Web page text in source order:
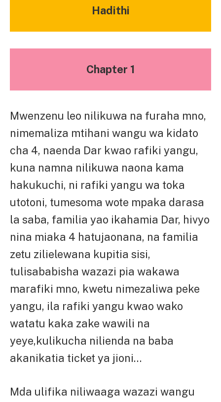
Hadithi
Chapter 1
Mwenzenu leo nilikuwa na furaha mno,
nimemaliza mtihani wangu wa kidato
cha 4, naenda Dar kwao rafiki yangu,
kuna namna nilikuwa naona kama
hakukuchi, ni rafiki yangu wa toka
utotoni, tumesoma wote mpaka darasa
la saba, familia yao ikahamia Dar, hivyo
nina miaka 4 hatujaonana, na familia
zetu zilielewana kupitia sisi,
tulisababisha wazazi pia wakawa
marafiki mno, kwetu nimezaliwa peke
yangu, ila rafiki yangu kwao wako
watatu kaka zake wawili na
yeye,kulikucha nilienda na baba
akanikatia ticket ya jioni…
Mda ulifika niliwaaga wazazi wangu